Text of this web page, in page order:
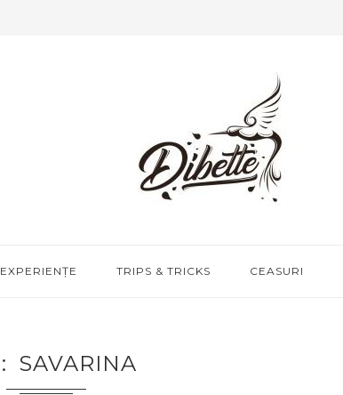
EXPERIENȚE TRIPS & TRICKS CEASURI
SAVARINA